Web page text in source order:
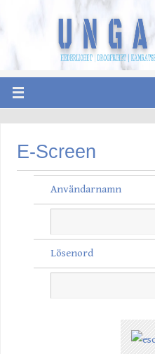
E-Screen
Användarnamn
Lösenord